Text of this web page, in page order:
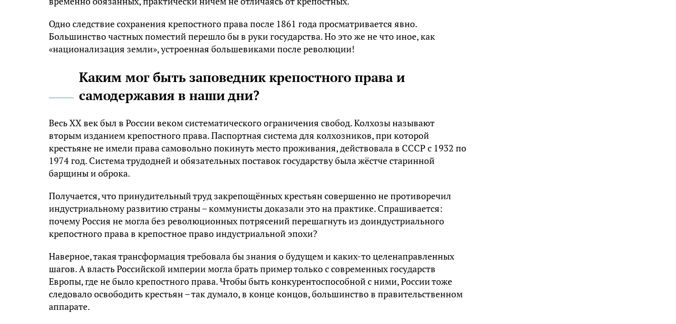
Одно следствие сохранения крепостного права после 1861 года просматривается явно.
Большинство частных поместий перешло бы в руки государства. Но это же не что иное, как
«национализация земли», устроенная большевиками после революции!
Каким мог быть заповедник крепостного права и
самодержавия в наши дни?
Весь ХХ век был в России веком систематического ограничения свобод. Колхозы называют
вторым изданием крепостного права. Паспортная система для колхозников, при которой
крестьяне не имели права самовольно покинуть место проживания, действовала в СССР с 1932 по
1974 год. Система трудодней и обязательных поставок государству была жёстче старинной
барщины и оброка.
Получается, что принудительный труд закрепощённых крестьян совершенно не противоречил
индустриальному развитию страны – коммунисты доказали это на практике. Спрашивается:
почему Россия не могла без революционных потрясений перешагнуть из доиндустриального
крепостного права в крепостное право индустриальной эпохи?
Наверное, такая трансформация требовала бы знания о будущем и каких-то целенаправленных
шагов. А власть Российской империи могла брать пример только с современных государств
Европы, где не было крепостного права. Чтобы быть конкурентоспособной с ними, России тоже
следовало освободить крестьян – так думало, в конце концов, большинство в правительственном
аппарате.